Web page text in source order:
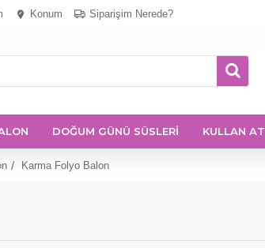
Konum Siparişim Nerede?
DOĞUM GÜNÜ SÜSLERİ KULLAN AT
Karma Folyo Balon